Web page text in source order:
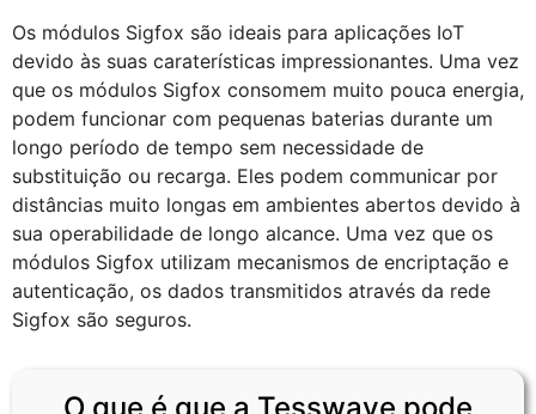
Os módulos Sigfox são ideais para aplicações IoT
devido às suas caraterísticas impressionantes. Uma vez
que os módulos Sigfox consomem muito pouca energia,
podem funcionar com pequenas baterias durante um
longo período de tempo sem necessidade de
substituição ou recarga. Eles podem communicar por
distâncias muito longas em ambientes abertos devido à
sua operabilidade de longo alcance. Uma vez que os
módulos Sigfox utilizam mecanismos de encriptação e
autenticação, os dados transmitidos através da rede
Sigfox são seguros.